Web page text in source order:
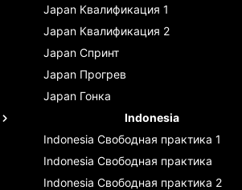
Japan Квалификация 1
Japan Квалификация 2
Japan Спринт
Japan Прогрев
Japan Гонка
Indonesia
Indonesia Свободная практика 1
Indonesia Свободная практика
Indonesia Свободная практика 2